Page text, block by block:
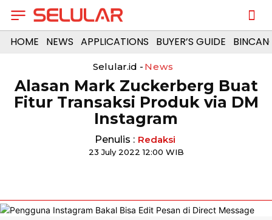
HOME NEWS APPLICATIONS BUYER’S GUIDE
Selular.id - News
Alasan Mark Zuckerberg Buat
Fitur Transaksi Produk via DM
Instagram
Penulis : Redaksi
23 July 2022 12:00 WIB